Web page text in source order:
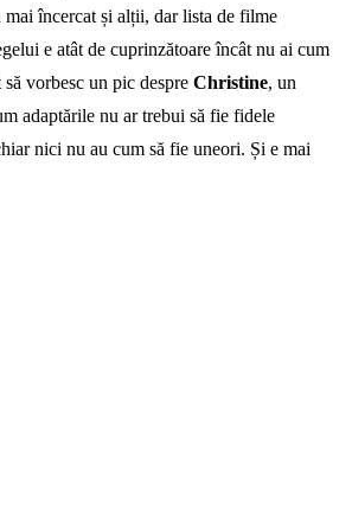
mai încercat și alții, dar lista de filme
e atât de cuprinzătoare încât nu ai cum
vorbesc un pic despre Christine, un
adaptările nu ar trebui să fie fidele
nici nu au cum să fie uneori. Și e mai